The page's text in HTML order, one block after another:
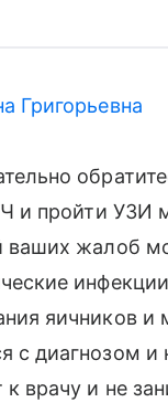
Григорьевна
и пройти УЗИ
ваших жалоб
яичников и
с диагнозом и
к врачу и не